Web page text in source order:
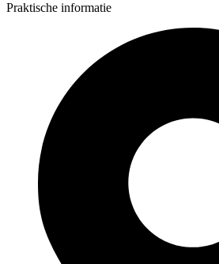
Praktische informatie